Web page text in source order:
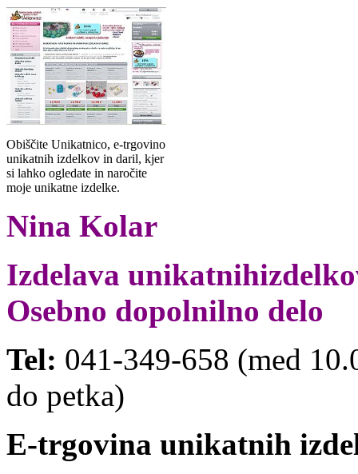
Obiščite Unikatnico, e-trgovino
unikatnih izdelkov in daril, kjer
si lahko ogledate in naročite
moje unikatne izdelke.
Nina Kolar
Izdelava
Osebno dopolnilno delo
Tel: 041-349-658 (med
do petka)
E-trgovina unikatnih